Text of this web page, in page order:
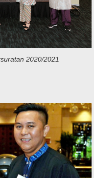
2020/2021